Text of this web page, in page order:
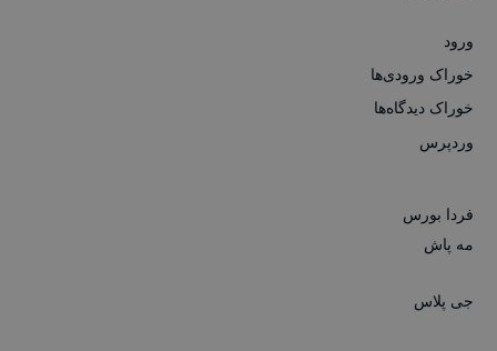
ورود
خوراک ورودی‌ها
خوراک دیدگاه‌ها
وردپرس
فردا بورس
مه پاش
جی پلاس